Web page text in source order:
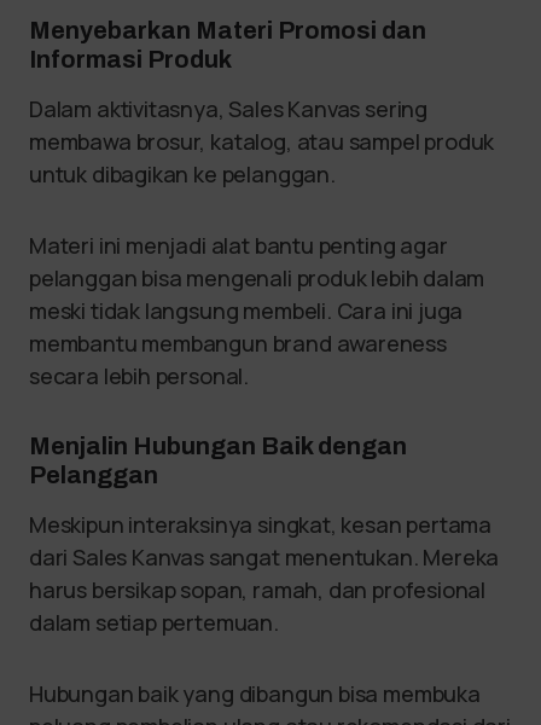
Menyebarkan Materi Promosi dan
Informasi Produk
Dalam aktivitasnya, Sales Kanvas sering
membawa brosur, katalog, atau sampel produk
untuk dibagikan ke pelanggan.
Materi ini menjadi alat bantu penting agar
pelanggan bisa mengenali produk lebih dalam
meski tidak langsung membeli. Cara ini juga
membantu membangun brand awareness
secara lebih personal.
Menjalin Hubungan Baik dengan
Pelanggan
Meskipun interaksinya singkat, kesan pertama
dari Sales Kanvas sangat menentukan. Mereka
harus bersikap sopan, ramah, dan profesional
dalam setiap pertemuan.
Hubungan baik yang dibangun bisa membuka